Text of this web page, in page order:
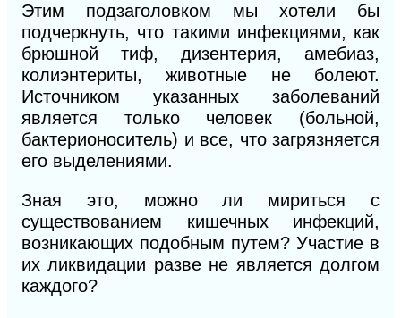
Этим подзаголовком мы хотели бы
подчеркнуть, что такими инфекциями, как
брюшной тиф, дизентерия, амебиаз,
колиэнтериты, животные не болеют.
Источником указанных заболеваний
является только человек (больной,
бактерионоситель) и все, что загрязняется
его выделениями.
Зная это, можно ли мириться с
существованием кишечных инфекций,
возникающих подобным путем? Участие в
их ликвидации разве не является долгом
каждого?